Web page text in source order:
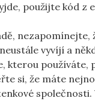
použijte kód z
nezapomínejte,
vyvíjí a
kterou používáte,
si, že máte
společnosti.